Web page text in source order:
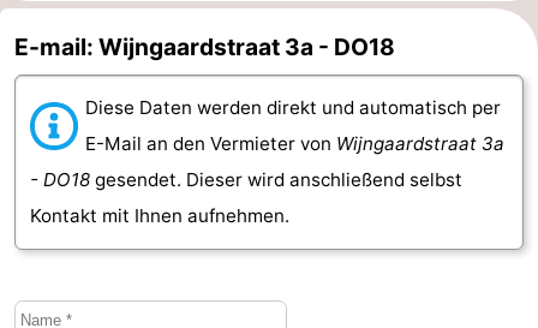
E-mail: Wijngaardstraat 3a - DO18
Diese Daten werden direkt und automatisch per
E-Mail an den Vermieter von Wijngaardstraat 3a
- DO18 gesendet. Dieser wird anschließend selbst
Kontakt mit Ihnen aufnehmen.